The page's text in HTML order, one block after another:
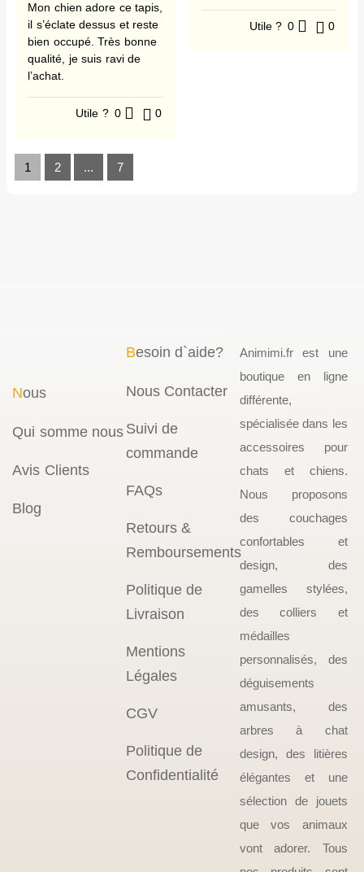
Mon chien adore ce tapis,
il s’éclate dessus et reste
bien occupé. Très bonne
qualité, je suis ravi de
l’achat.
Utile ? 0 0
Utile ? 0 0
1 2 ... 7
Nous
Qui somme nous
Avis Clients
Blog
Besoin d`aide?
Nous Contacter
Suivi de
commande
FAQs
Retours &
Remboursements
Politique de
Livraison
Mentions
Légales
CGV
Politique de
Confidentialité
Animimi.fr est une
boutique en ligne
différente,
spécialisée dans les
accessoires pour
chats et chiens.
Nous proposons
des couchages
confortables et
design, des
gamelles stylées,
des colliers et
médailles
personnalisés, des
déguisements
amusants, des
arbres à chat
design, des litières
élégantes et une
sélection de jouets
que vos animaux
vont adorer. Tous